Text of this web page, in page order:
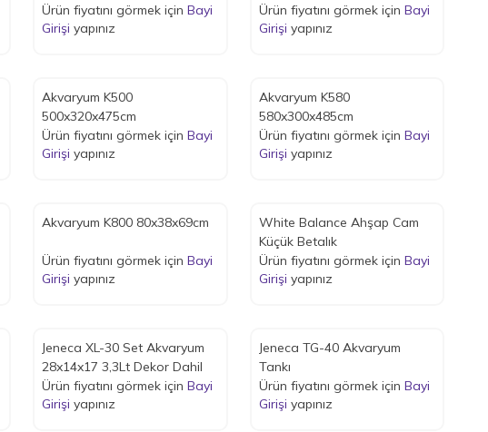
Samplı Led Lambalı
Ürün fiyatını görmek için Bayi
Girişi yapınız
Samplı Led Lambalı
Ürün fiyatını görmek için Bayi
Girişi yapınız
Akvaryum K500
500x320x475cm
Ürün fiyatını görmek için Bayi
Girişi yapınız
Akvaryum K580
580x300x485cm
Ürün fiyatını görmek için Bayi
Girişi yapınız
Akvaryum K800 80x38x69cm
Ürün fiyatını görmek için Bayi
Girişi yapınız
White Balance Ahşap Cam
Küçük Betalık
Ürün fiyatını görmek için Bayi
Girişi yapınız
Jeneca XL-30 Set Akvaryum
28x14x17 3,3Lt Dekor Dahil
Ürün fiyatını görmek için Bayi
Girişi yapınız
Jeneca TG-40 Akvaryum
Tankı
Ürün fiyatını görmek için Bayi
Girişi yapınız